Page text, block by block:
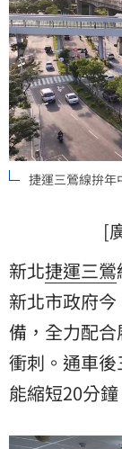
捷運三鶯線拚年
[
新北捷運三鶯
新北市政府
備，全力配
衝刺。通車
能縮短20分鐘